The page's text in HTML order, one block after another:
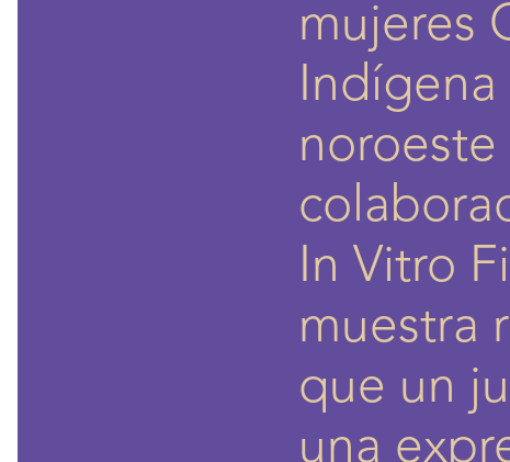
mujeres
Indígena
noroeste
In Vitro
muestra
que un
una